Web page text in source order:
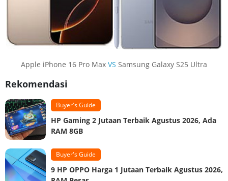
Apple iPhone 16 Pro Max VS Samsung Galaxy S25 Ultra
Rekomendasi
Buyer's Guide
HP Gaming 2 Jutaan Terbaik Agustus 2026, Ada
RAM 8GB
Buyer's Guide
9 HP OPPO Harga 1 Jutaan Terbaik Agustus 2026,